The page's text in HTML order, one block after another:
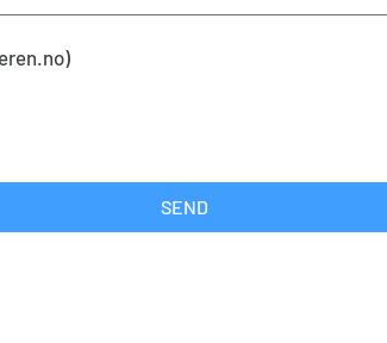
SEND